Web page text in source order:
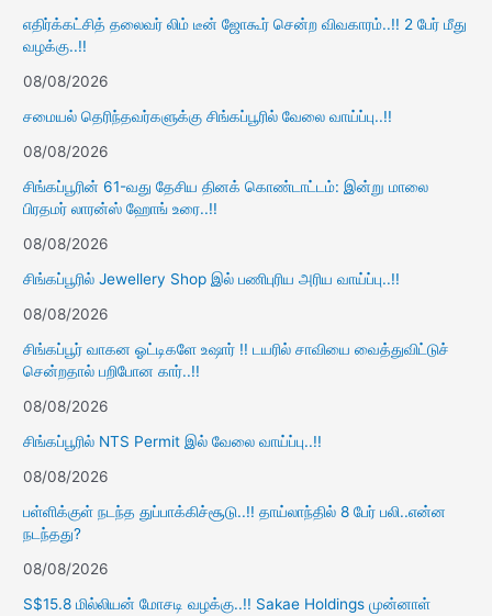
எதிர்க்கட்சித் தலைவர் லிம் டீன் ஜோகூர் சென்ற விவகாரம்..!! 2 பேர் மீது
வழக்கு..!!
08/08/2026
சமையல் தெரிந்தவர்களுக்கு சிங்கப்பூரில் வேலை வாய்ப்பு..!!
08/08/2026
சிங்கப்பூரின் 61-வது தேசிய தினக் கொண்டாட்டம்: இன்று மாலை
பிரதமர் லாரன்ஸ் ஹோங் உரை..!!
08/08/2026
சிங்கப்பூரில் Jewellery Shop இல் பணிபுரிய அரிய வாய்ப்பு..!!
08/08/2026
சிங்கப்பூர் வாகன ஓட்டிகளே உஷார் !! டயரில் சாவியை வைத்துவிட்டுச்
சென்றதால் பறிபோன கார்..!!
08/08/2026
சிங்கப்பூரில் NTS Permit இல் வேலை வாய்ப்பு..!!
08/08/2026
பள்ளிக்குள் நடந்த துப்பாக்கிச்சூடு..!! தாய்லாந்தில் 8 பேர் பலி..என்ன
நடந்தது?
08/08/2026
S$15.8 மில்லியன் மோசடி வழக்கு..!! Sakae Holdings முன்னாள்